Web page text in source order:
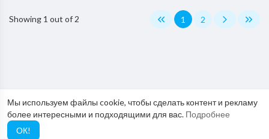
Мы используем файлы cookie, чтобы сделать контент и рекламу
более интересными и подходящими для вас. Подробнее
ОК!
Showing 1 out of 2 1 2